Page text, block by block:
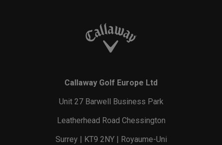
Callaway Golf Europe Ltd
Unit 27 Barwell Business Park
Leatherhead Road Chessington
Surrey | KT9 2NY | Royaume-Uni